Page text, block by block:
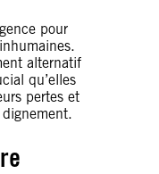
pour
alternatif
qu’elles
pertes et